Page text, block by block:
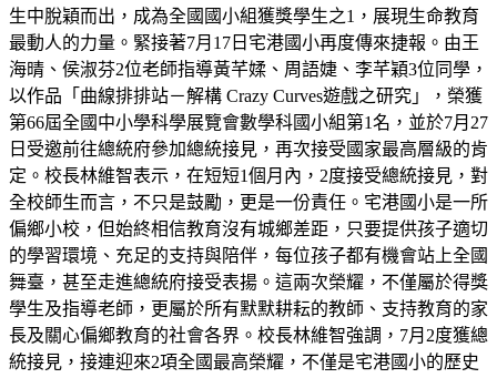
生中脫穎而出，成為全國國小組獲獎學生之1，展現生命教育
最動人的力量。緊接著7月17日宅港國小再度傳來捷報。由王
海晴、侯淑芬2位老師指導黃芊媃、周語婕、李芊穎3位同學，
以作品「曲線排排站－解構 Crazy Curves遊戲之研究」，榮獲
第66屆全國中小學科學展覽會數學科國小組第1名，並於7月27
日受邀前往總統府參加總統接見，再次接受國家最高層級的肯
定。校長林維智表示，在短短1個月內，2度接受總統接見，對
全校師生而言，不只是鼓勵，更是一份責任。宅港國小是一所
偏鄉小校，但始終相信教育沒有城鄉差距，只要提供孩子適切
的學習環境、充足的支持與陪伴，每位孩子都有機會站上全國
舞臺，甚至走進總統府接受表揚。這兩次榮耀，不僅屬於得獎
學生及指導老師，更屬於所有默默耕耘的教師、支持教育的家
長及關心偏鄉教育的社會各界。校長林維智強調，7月2度獲總
統接見，接連迎來2項全國最高榮耀，不僅是宅港國小的歷史